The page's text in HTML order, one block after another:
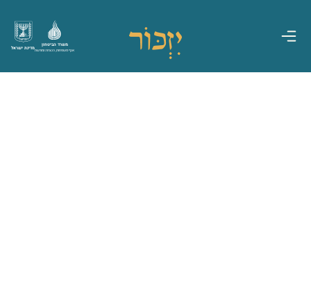
מדינת ישראל
משרד הביטחון
אגף משפחות, הנצחה ומורשת